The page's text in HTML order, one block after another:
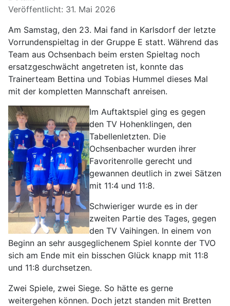
Veröffentlicht: 31. Mai 2026
Am Samstag, den 23. Mai fand in Karlsdorf der letzte
Vorrundenspieltag in der Gruppe E statt. Während das
Team aus Ochsenbach beim ersten Spieltag noch
ersatzgeschwächt angetreten ist, konnte das
Trainerteam Bettina und Tobias Hummel dieses Mal
mit der kompletten Mannschaft anreisen.
Im Auftaktspiel ging es gegen
den TV Hohenklingen, den
Tabellenletzten. Die
Ochsenbacher wurden ihrer
Favoritenrolle gerecht und
gewannen deutlich in zwei Sätzen
mit 11:4 und 11:8.
Schwieriger wurde es in der
zweiten Partie des Tages, gegen
den TV Vaihingen. In einem von
Beginn an sehr ausgeglichenem Spiel konnte der TVO
sich am Ende mit ein bisschen Glück knapp mit 11:8
und 11:8 durchsetzen.
Zwei Spiele, zwei Siege. So hätte es gerne
weitergehen können. Doch jetzt standen mit Bretten